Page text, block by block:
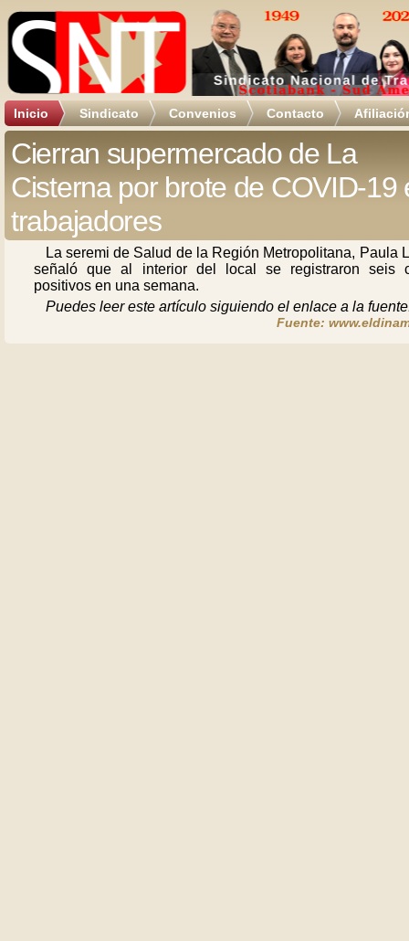
Inicio Sindicato Convenios Contacto
Cierran supermercado de La
Cisterna por brote de COVID-19
trabajadores
La seremi de Salud de la Región Metropolitana, Paula
señaló que al interior del local se registraron seis
positivos en una semana.
Puedes leer este artículo siguiendo el enlace a la
Fuente: